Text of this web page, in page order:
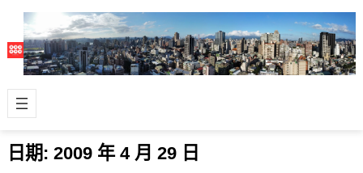
日期: 2009 年 4 月 29 日